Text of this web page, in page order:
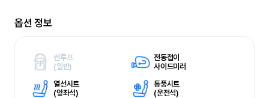
옵션 정보
썬루프
(일반)
전동접이
사이드미러
열선시트
(앞좌석)
통풍시트
(운전석)